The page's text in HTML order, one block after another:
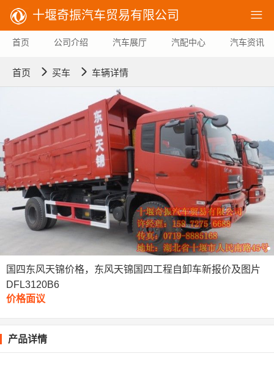
十堰奇振汽车贸易有限公司 
首页 公司介绍 汽车展厅 汽配中心 汽车资讯
首页  买车  车辆详情
国四东风天锦价格，东风天锦国四工程自卸车新报价及图片
DFL3120B6
价格面议
产品详情